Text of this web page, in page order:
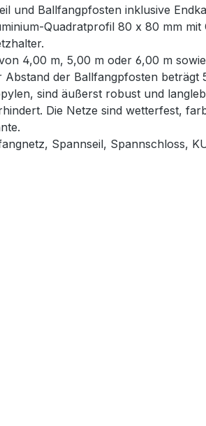
und Ballfangpfosten inklusive
Quadratprofil 80 x 80 mm
4,00 m, 5,00 m oder 6,00 m
der Ballfangpfosten beträgt
sind äußerst robust und
Die Netze sind wetterfest,
Spannseil, Spannschloss,